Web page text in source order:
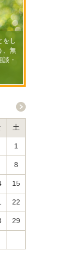
をし
、無
・
土
1
8
15
22
29